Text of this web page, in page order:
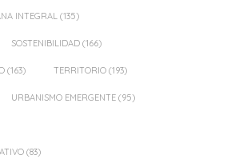
INTEGRAL (135)
SOSTENIBILIDAD (166)
(163) TERRITORIO (193)
URBANISMO EMERGENTE (95)
(83)